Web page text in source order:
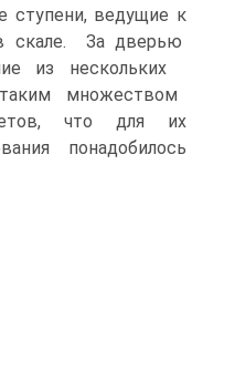
ступени, ведущие к
скале. За дверью
из нескольких
множеством
что для их
понадобилось